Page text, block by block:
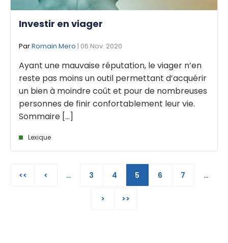
Investir en viager
ParRomain Mero | 06 Nov. 2020
Ayant une mauvaise réputation, le viager n’en
reste pas moins un outil permettant d’acquérir
un bien à moindre coût et pour de nombreuses
personnes de finir confortablement leur vie.
Sommaire [...]
Lexique
<< < … 3 4 5 6 7 …
> >>